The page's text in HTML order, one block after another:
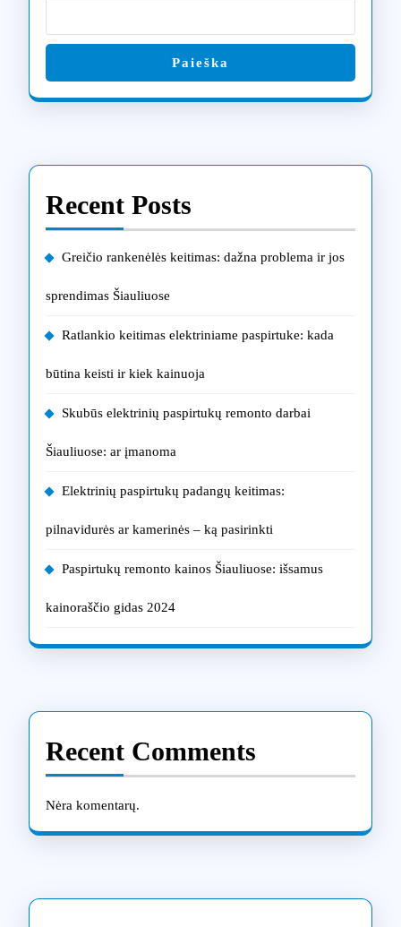
Paieška
Recent Posts
Greičio rankenėlės keitimas: dažna problema ir jos
sprendimas Šiauliuose
Ratlankio keitimas elektriniame paspirtuke: kada
būtina keisti ir kiek kainuoja
Skubūs elektrinių paspirtukų remonto darbai
Šiauliuose: ar įmanoma
Elektrinių paspirtukų padangų keitimas:
pilnavidurės ar kamerinės – ką pasirinkti
Paspirtukų remonto kainos Šiauliuose: išsamus
kainoraščio gidas 2024
Recent Comments
Nėra komentarų.